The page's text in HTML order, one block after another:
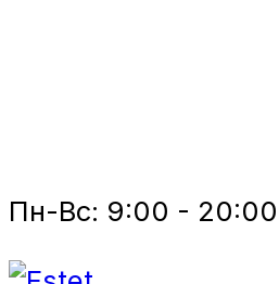
Пн-Вс: 9:00 - 20:00